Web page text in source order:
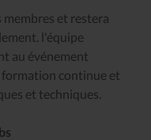
membres et restera
l'équipe
au événement
continue et
et techniques.